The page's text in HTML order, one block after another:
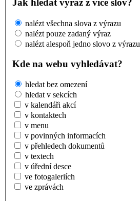
Jak hledat výraz z více slov?
nalézt všechna slova z výrazu
nalézt pouze zadaný výraz
nalézt alespoň jedno slovo z výrazu
Kde na webu vyhledávat?
hledat bez omezení
hledat v sekcích
v kalendáři akcí
v kontaktech
v menu
v povinných informacích
v přehledech dokumentů
v textech
v úřední desce
ve fotogaleriích
ve zprávách